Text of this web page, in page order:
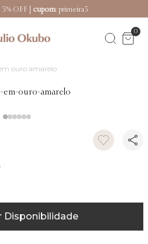
OFF | cupom: primeira5
0
ouro amarelo
Disponibilidade